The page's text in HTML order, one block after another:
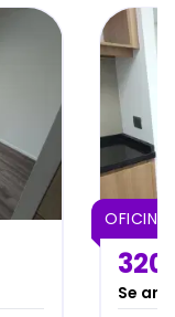
OFICINA
Se